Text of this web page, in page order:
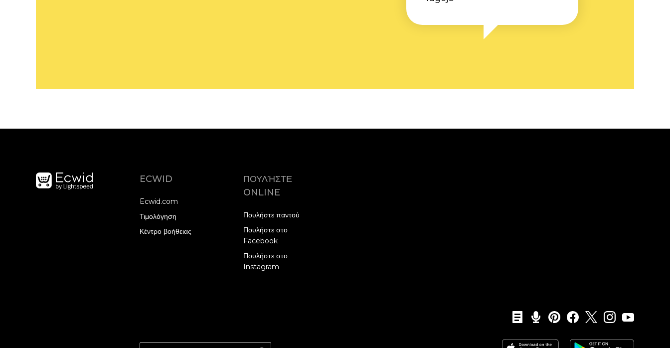
ECWID
Ecwid.com
Τιμολόγηση
Κέντρο βοήθειας
ΠΟΥΛΉΣΤΕ
ONLINE
Πουλήστε παντού
Πουλήστε στο
Facebook
Πουλήστε στο
Instagram